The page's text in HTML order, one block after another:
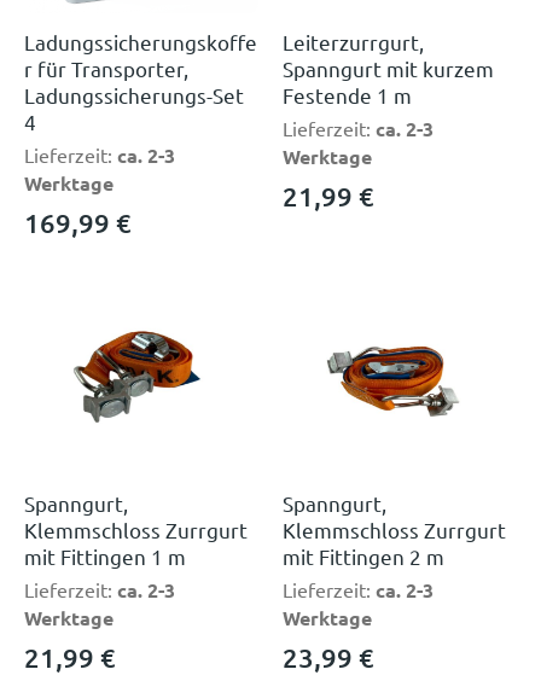
Ladungssicherungskoffe
r für Transporter,
Ladungssicherungs-Set
4
Lieferzeit: ca. 2-3
Werktage
169,99 €
Leiterzurrgurt,
Spanngurt mit kurzem
Festende 1 m
Lieferzeit: ca. 2-3
Werktage
21,99 €
Spanngurt,
Klemmschloss Zurrgurt
mit Fittingen 1 m
Lieferzeit: ca. 2-3
Werktage
21,99 €
Spanngurt,
Klemmschloss Zurrgurt
mit Fittingen 2 m
Lieferzeit: ca. 2-3
Werktage
23,99 €